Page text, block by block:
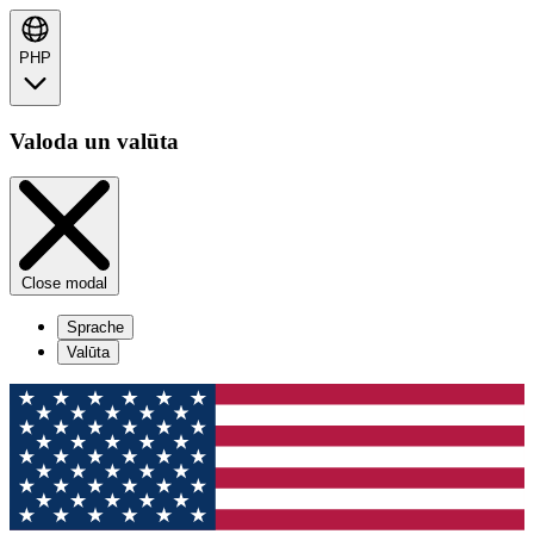
PHP
Valoda un valūta
Close modal
Sprache
Valūta